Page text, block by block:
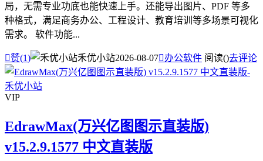
局，无需专业功底也能快速上手。还能导出图片、PDF 等多
种格式，满足商务办公、工程设计、教育培训等多场景可视化
需求。 软件功能...
赞(1) 禾优小站2026-08-07办公软件 阅读()去评论
VIP
EdrawMax(万兴亿图图示直装版)
v15.2.9.1577 中文直装版